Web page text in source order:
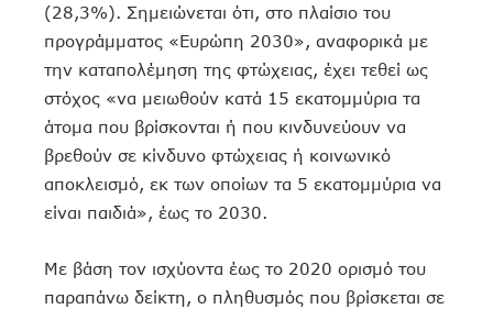
(28,3%). Σημειώνεται ότι, στο πλαίσιο του
προγράμματος «Ευρώπη 2030», αναφορικά με
την καταπολέμηση της φτώχειας, έχει τεθεί ως
στόχος «να μειωθούν κατά 15 εκατομμύρια τα
άτομα που βρίσκονται ή που κινδυνεύουν να
βρεθούν σε κίνδυνο φτώχειας ή κοινωνικό
αποκλεισμό, εκ των οποίων τα 5 εκατομμύρια να
είναι παιδιά», έως το 2030.
Με βάση τον ισχύοντα έως το 2020 ορισμό του
παραπάνω δείκτη, o πληθυσμός που βρίσκεται σε